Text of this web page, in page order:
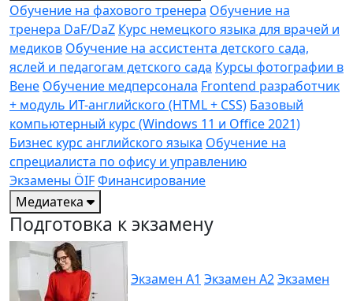
Обучение на фахового тренера Обучение на
тренера DaF/DaZ Курс немецкого языка для врачей и
медиков Обучение на ассистента детского сада,
яслей и педагогам детского сада Курсы фотографии в
Вене Обучение медперсонала Frontend разработчик
+ модуль ИТ-английского (HTML + CSS) Базовый
компьютерный курс (Windows 11 и Office 2021)
Бизнес курс английского языка Обучение на
спрециалиста по офису и управлению
Экзамены ÖIFФинансирование
Медиатека
Подготовка к экзамену
Экзамен A1 Экзамен A2Экзамен